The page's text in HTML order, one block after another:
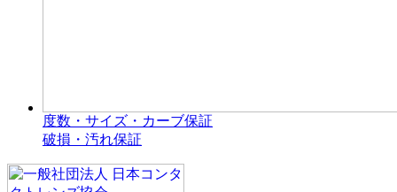
度数・サイズ・カーブ保証
破損・汚れ保証